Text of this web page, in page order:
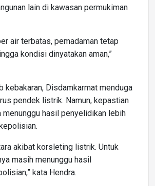
lain di kawasan permukiman
air terbatas, pemadaman tetap
kondisi dinyatakan aman,”
kebakaran, Disdamkarmat menduga
pendek listrik. Namun, kepastian
menunggu hasil penyelidikan lebih
akibat korsleting listrik. Untuk
masih menunggu hasil
kata Hendra.